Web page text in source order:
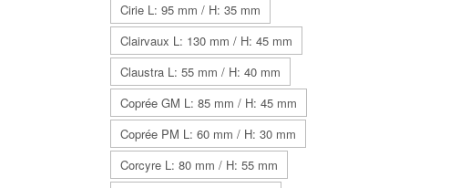
Cirie L: 95 mm / H: 35 mm
Clairvaux L: 130 mm / H: 45 mm
Claustra L: 55 mm / H: 40 mm
Coprée GM L: 85 mm / H: 45 mm
Coprée PM L: 60 mm / H: 30 mm
Corcyre L: 80 mm / H: 55 mm